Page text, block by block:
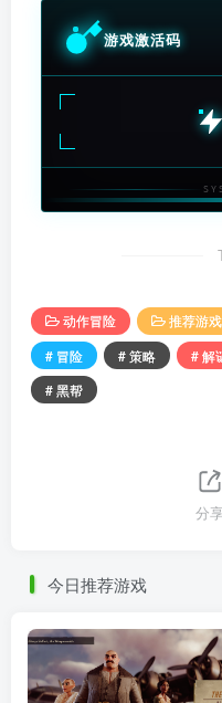
游戏激活码
动作冒险
推荐游戏
# 冒险
# 策略 # 解
# 黑帮
分
今日推荐游戏